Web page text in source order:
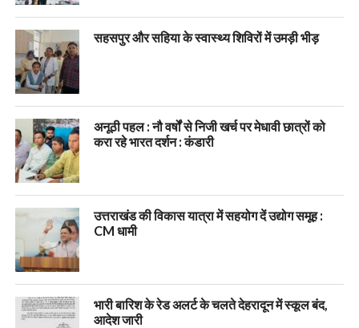
सहसपुर और सहिया के स्वास्थ्य शिविरों में उमड़ी भीड़
अनूठी पहल : नौ वर्षों से निजी खर्च पर मेधावी छात्रों को
करा रहे भारत दर्शन : कंडारी
उत्तराखंड की विकास यात्रा में सहयोग दें उद्योग समूह :
CM धामी
भारी बारिश के रेड अलर्ट के चलते देहरादून में स्कूल बंद,
आदेश जारी